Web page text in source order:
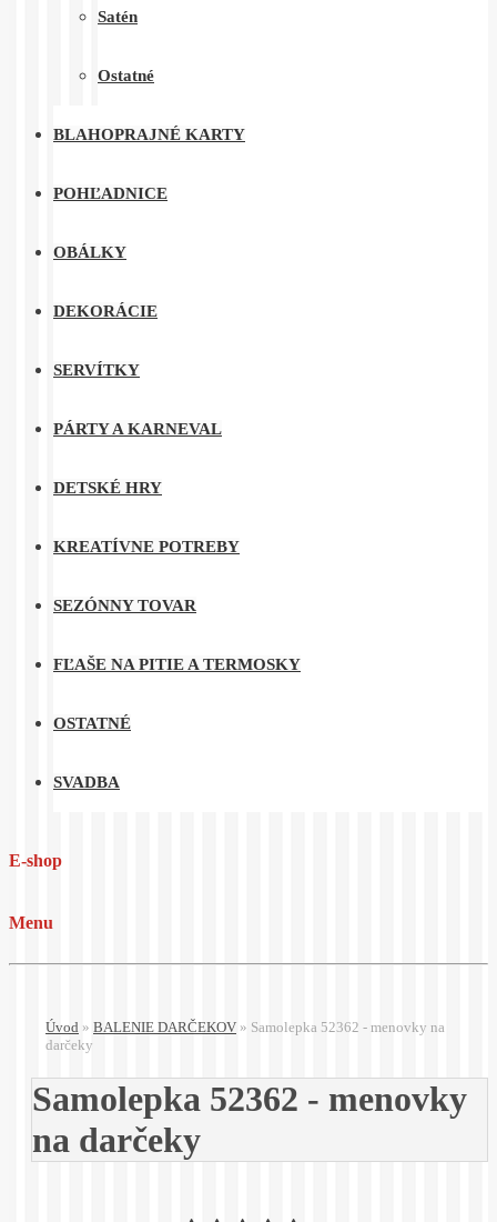
Satén
Ostatné
BLAHOPRAJNÉ KARTY
POHĽADNICE
OBÁLKY
DEKORÁCIE
SERVÍTKY
PÁRTY A KARNEVAL
DETSKÉ HRY
KREATÍVNE POTREBY
SEZÓNNY TOVAR
FĽAŠE NA PITIE A TERMOSKY
OSTATNÉ
SVADBA
E-shop
Menu
Úvod » BALENIE DARČEKOV » Samolepka 52362 - menovky na
darčeky
Samolepka 52362 - menovky
na darčeky